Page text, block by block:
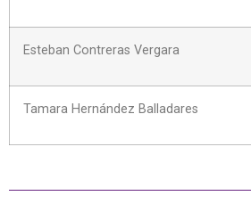
Esteban Contreras Vergara
Tamara Hernández Balladares